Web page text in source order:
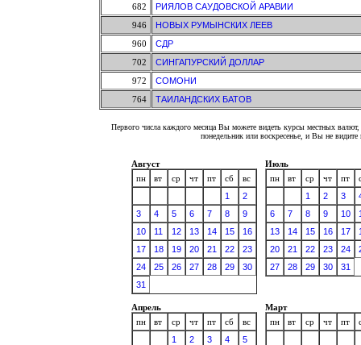
682
РИЯЛОВ САУДОВСКОЙ АРАВИИ
946
НОВЫХ РУМЫНСКИХ ЛЕЕВ
960
СДР
702
СИНГАПУРСКИЙ ДОЛЛАР
972
СОМОНИ
764
ТАИЛАНДСКИХ БАТОВ
Первого числа каждого месяца Вы можете видеть курсы местных
понедельник или воскресенье, и Вы не
Август
пн
вт ср чт пт сб
вс
1
2
3
4 5 6 7 8
9
10
11 12 13 14 15
16
17
18 19 20 21 22
23
24
25 26 27 28 29
30
31
Июль
пн
вт ср чт пт
1
2 3
6
7 8 9 10
13
14 15 16 17
20
21 22 23 24
27
28 29 30 31
Апрель
пн
вт ср чт пт сб
вс
1
2 3 4
5
Март
пн
вт ср чт пт